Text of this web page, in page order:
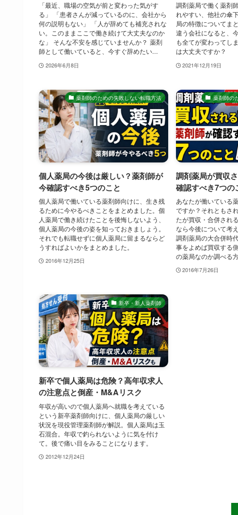
「最近、職場の空気が前と変わった気がす
る」 「患者さんが減っているのに、会社から
何の説明もない」 「人が辞めても補充されな
い。このままここで働き続けて大丈夫なのか
な」 そんな不安を感じていませんか？ 薬剤
師として働いていると、今すぐ辞めたい...
2026年6月8日
調剤薬局で働く薬剤
れやすい、他社の傘
局の特徴についてま
違う会社になると、
も全てが変わってし
は大丈夫ですか？
2021年12月19日
薬剤師のための失敗しない転職方法
個人薬局の今後は厳しい？薬剤師が
今確認すべき5つのこと
個人薬局で働いている薬剤師向けに、生き残
るために今やるべきことをまとめました。個
人薬局で働き続けたことを後悔しないよう、
個人薬局の今後の姿を知っておきましょう。
それでも転職せずに個人薬局に留まるならど
うすればよいかをまとめました。
2016年12月25日
薬剤師の
調剤薬局が買収
確認すべき7つの
あなたが働いている
ですか？それともさ
たが買収・合併され
なら今後について考
調剤薬局の大合併時
事をよめば買収する
の薬局なのか調べる
2016年7月26日
新卒・新人薬剤師
新卒で個人薬局は危険？高年収求人
の注意点と倒産・M&Aリスク
年収が高いので個人薬局へ就職を考えている
という新卒薬剤師向けに、個人薬局の厳しい
状況を現役管理薬剤師が解説。個人薬局は玉
石混合。年収で釣られないように気を付け
て。後で痛い目をみることになります。
2012年12月24日